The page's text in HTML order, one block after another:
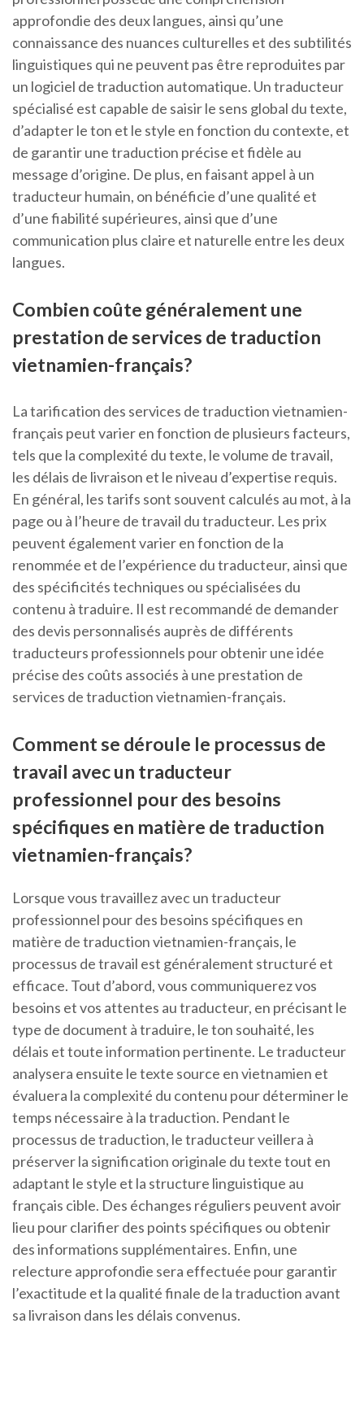
approfondie des deux langues, ainsi qu’une
connaissance des nuances culturelles et des subtilités
linguistiques qui ne peuvent pas être reproduites par
un logiciel de traduction automatique. Un traducteur
spécialisé est capable de saisir le sens global du texte,
d’adapter le ton et le style en fonction du contexte, et
de garantir une traduction précise et fidèle au
message d’origine. De plus, en faisant appel à un
traducteur humain, on bénéficie d’une qualité et
d’une fiabilité supérieures, ainsi que d’une
communication plus claire et naturelle entre les deux
langues.
Combien coûte généralement une
prestation de services de traduction
vietnamien-français?
La tarification des services de traduction vietnamien-
français peut varier en fonction de plusieurs facteurs,
tels que la complexité du texte, le volume de travail,
les délais de livraison et le niveau d’expertise requis.
En général, les tarifs sont souvent calculés au mot, à la
page ou à l’heure de travail du traducteur. Les prix
peuvent également varier en fonction de la
renommée et de l’expérience du traducteur, ainsi que
des spécificités techniques ou spécialisées du
contenu à traduire. Il est recommandé de demander
des devis personnalisés auprès de différents
traducteurs professionnels pour obtenir une idée
précise des coûts associés à une prestation de
services de traduction vietnamien-français.
Comment se déroule le processus de
travail avec un traducteur
professionnel pour des besoins
spécifiques en matière de traduction
vietnamien-français?
Lorsque vous travaillez avec un traducteur
professionnel pour des besoins spécifiques en
matière de traduction vietnamien-français, le
processus de travail est généralement structuré et
efficace. Tout d’abord, vous communiquerez vos
besoins et vos attentes au traducteur, en précisant le
type de document à traduire, le ton souhaité, les
délais et toute information pertinente. Le traducteur
analysera ensuite le texte source en vietnamien et
évaluera la complexité du contenu pour déterminer le
temps nécessaire à la traduction. Pendant le
processus de traduction, le traducteur veillera à
préserver la signification originale du texte tout en
adaptant le style et la structure linguistique au
français cible. Des échanges réguliers peuvent avoir
lieu pour clarifier des points spécifiques ou obtenir
des informations supplémentaires. Enfin, une
relecture approfondie sera effectuée pour garantir
l’exactitude et la qualité finale de la traduction avant
sa livraison dans les délais convenus.